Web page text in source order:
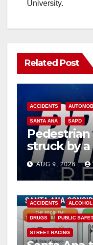
University.
Related Post
ACCIDENTS
SANTA ANA SAPD
struck by a
Ana
AUG 9, 2026
ACCIDENTS ALCOHOL
DRUGS PUBLIC
STREET RACING